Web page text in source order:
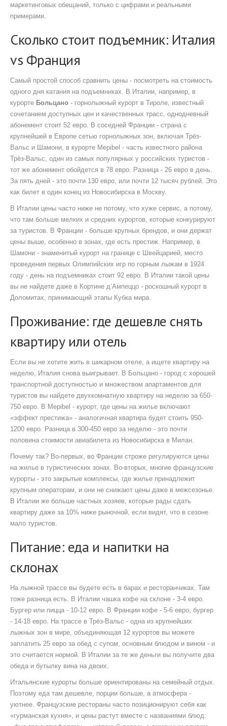
маркетинговых обещаний, только с цифрами и реальными
примерами.
Сколько стоит подъемник: Италия
vs Франция
Самый простой способ сравнить цены - посмотреть на стоимость
одного дня катания на подъемниках. В Италии, например, в
курорте Больцано - горнолыжный курорт в Тироле, известный
сочетанием доступных цен и качественных трасс , однодневный
абонемент стоит 52 евро. В соседней Франции - страна с
крупнейшей в Европе сетью горнолыжных зон, включая Трёз-
Вальс и Шамони , в курорте Мерibel - часть известного района
Трёз-Вальс, один из самых популярных у российских туристов -
тот же абонемент обойдется в 78 евро. Разница - 26 евро в день.
За пять дней - это почти 130 евро, или почти 12 тысяч рублей. Это
как билет в один конец из Новосибирска в Москву.
В Италии цены часто ниже не потому, что хуже сервис, а потому,
что там больше мелких и средних курортов, которые конкурируют
за туристов. В Франции - больше крупных брендов, и они держат
цены выше, особенно в зонах, где есть престиж. Например, в
Шамони - знаменитый курорт на границе с Швейцарией, место
проведения первых Олимпийских игр по горным лыжам в 1924
году - день на подъемниках стоит 92 евро. В Италии такой цены
вы не найдете даже в Кортине д’Ампеццо - роскошный курорт в
Доломитах, принимающий этапы Кубка мира
Проживание: где дешевле снять
квартиру или отель
Если вы не хотите жить в шикарном отеле, а ищете квартиру на
неделю, Италия снова выигрывает. В Больцано - город с хорошей
транспортной доступностью и множеством апартаментов для
туристов вы найдете двухкомнатную квартиру на неделю за 650-
750 евро. В Мерibel - курорт, где цены на жилье включают
«эффект престижа» - аналогичная квартира будет стоить 950-
1200 евро. Разница в 300-450 евро за неделю - это почти
половина стоимости авиабилета из Новосибирска в Милан.
Почему так? Во-первых, во Франции строже регулируются цены
на жилье в туристических зонах. Во-вторых, многие французские
курорты - это закрытые комплексы, где жилье принадлежит
крупным операторам, и они не снижают цены даже в межсезонье.
В Италии же больше частных хозяев, которые рады сдать
квартиру даже за 10% ниже рыночной, если видят, что в сезоне
мало туристов.
Питание: еда и напитки на
склонах
На лыжной трассе вы будете есть в барах и ресторанчиках. Там
тоже разница есть. В Италии чашка кофе на склоне - 3-4 евро.
Бургер или пицца - 10-12 евро. В Франции кофе - 5-6 евро, бургер
- 14-18 евро. На трассе в Трёз-Вальс - одна из крупнейших
лыжных зон в мире, объединяющая 12 курортов вы можете
заплатить 25 евро за обед с супом, основным блюдом и вином - и
это считается нормой. В Италии за те же деньги вы получите два
обеда и бутылку вина на двоих.
Итальянские курорты больше ориентированы на семейный отдых.
Поэтому еда там дешевле, порции больше, а атмосфера -
уютнее. Французские рестораны часто позиционируют себя как
«гурманская кухня», и цены растут вместе с названиями блюд: